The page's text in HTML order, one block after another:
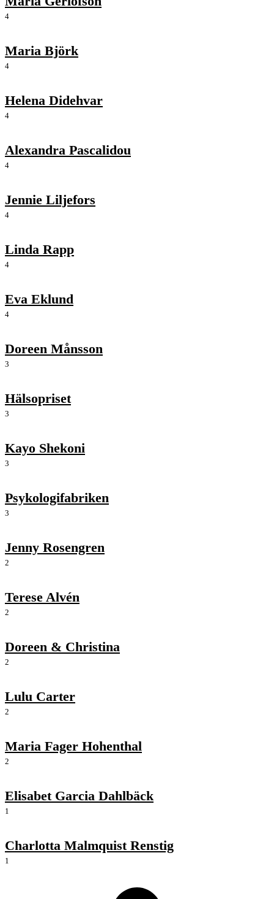
4
Maria Björk
4
Helena Didehvar
4
Alexandra Pascalidou
4
Jennie Liljefors
4
Linda Rapp
4
Eva Eklund
4
Doreen Månsson
3
Hälsopriset
3
Kayo Shekoni
3
Psykologifabriken
3
Jenny Rosengren
2
Terese Alvén
2
Doreen & Christina
2
Lulu Carter
2
Maria Fager Hohenthal
2
Elisabet Garcia Dahlbäck
1
Charlotta Malmquist Renstig
1